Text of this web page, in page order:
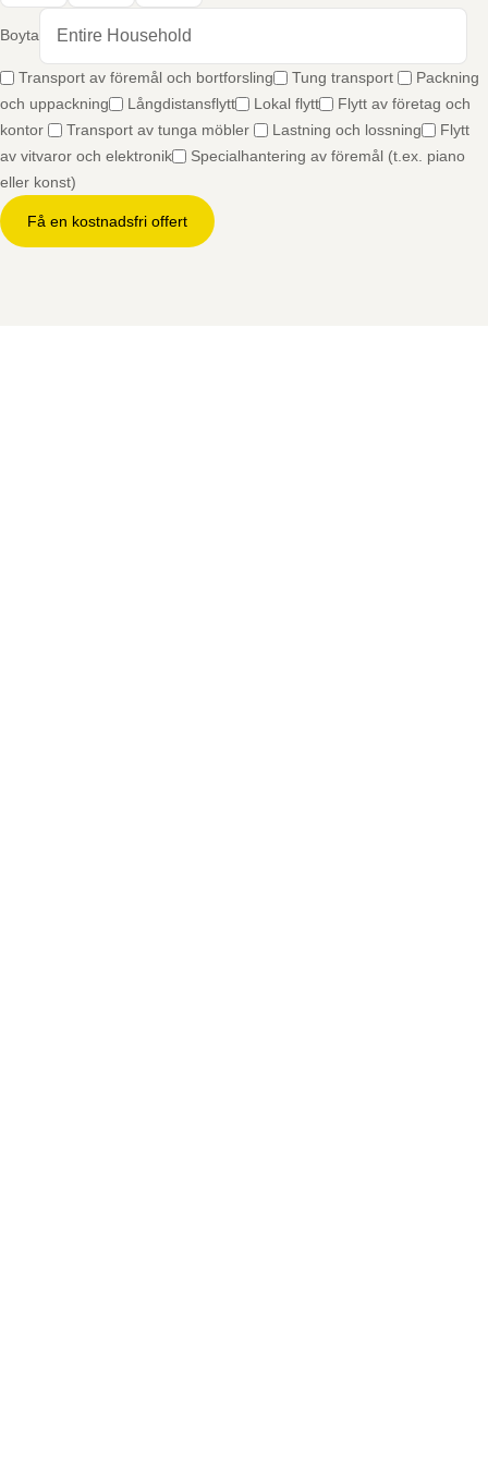
Boyta
Transport av föremål och bortforsling Tung transport
Packning
och uppackning
Långdistansflytt Lokal flytt
Flytt av företag och
kontor
Transport av tunga möbler Lastning och lossning
Flytt
av vitvaror och elektronik
Specialhantering av föremål (t.ex. piano
eller konst)
Få en kostnadsfri offert